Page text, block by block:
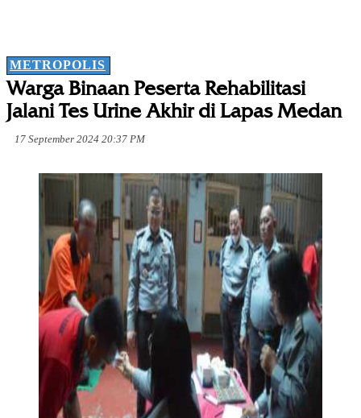
METROPOLIS
Warga Binaan Peserta Rehabilitasi
Jalani Tes Urine Akhir di Lapas Medan
17 September 2024 20:37 PM